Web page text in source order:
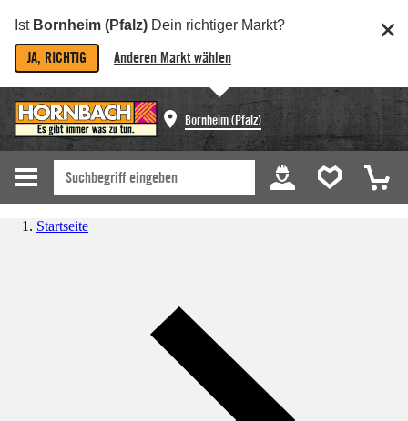
Ist Bornheim (Pfalz) Dein richtiger Markt?
JA, RICHTIG Anderen Markt wählen
Bornheim (Pfalz)
Startseite